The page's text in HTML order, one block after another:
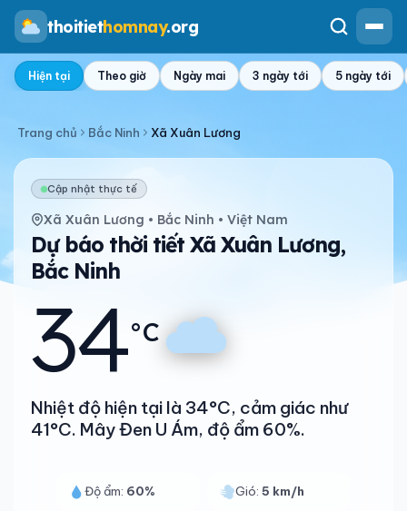
thoitiethomnay.org
Hiện tại Theo giờ Ngày mai 3 ngày tới 5 ngày tới
Trang chủ Bắc Ninh Xã Xuân Lương
Cập nhật thực tế
Xã Xuân Lương • Bắc Ninh • Việt Nam
Dự báo thời tiết Xã Xuân Lương,
Bắc Ninh
34°C
Nhiệt độ hiện tại là 34°C, cảm giác như
41°C. Mây Đen U Ám, độ ẩm 60%.
Độ ẩm: 60% Gió:5 km/h